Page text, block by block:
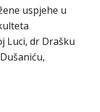
uspjehe u
Luci, dr Drašku